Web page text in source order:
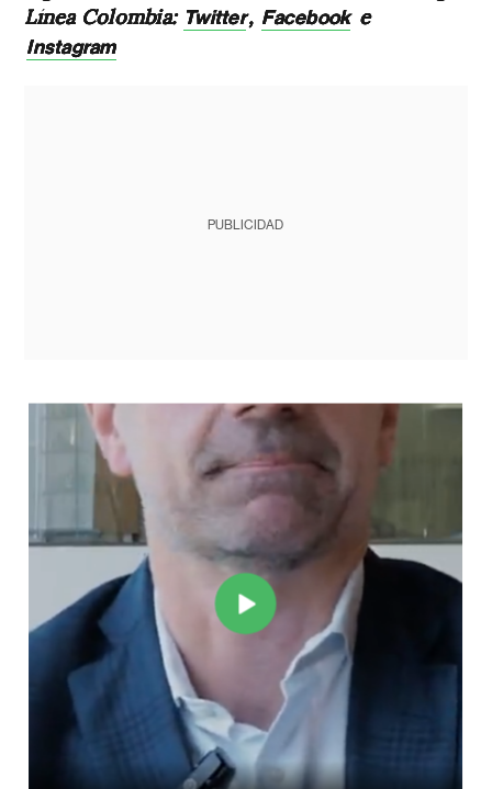
Línea Colombia: Twitter, Facebook e
Instagram
PUBLICIDAD